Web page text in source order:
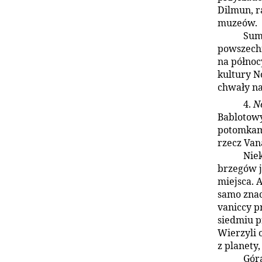
Dilmun,
muzeów.
na
kultury
chwały
4.
rzecz
brzegów
miejsca.
samo
vaniccy
siedmiu
Wierzyli
z